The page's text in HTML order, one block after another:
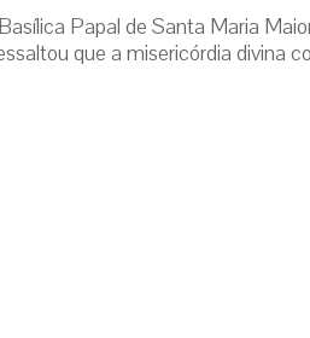
Papal de Santa Maria
que a misericórdia divina